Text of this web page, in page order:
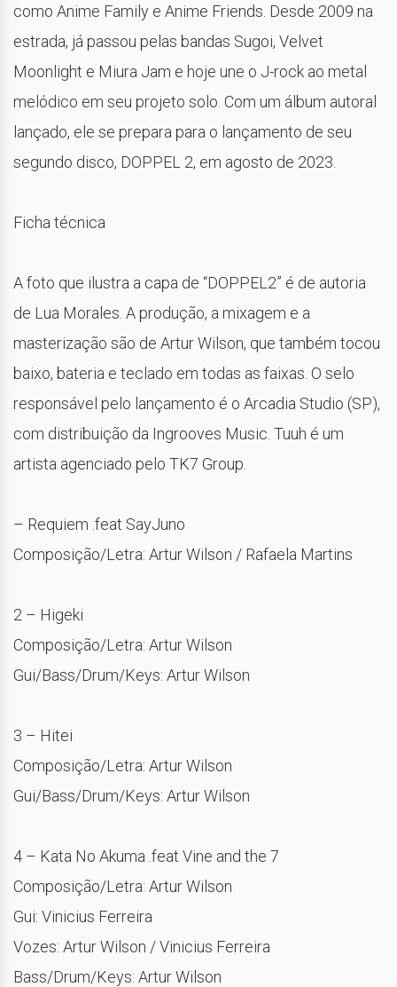
como Anime Family e Anime Friends. Desde 2009 na
estrada, já passou pelas bandas Sugoi, Velvet
Moonlight e Miura Jam e hoje une o J-rock ao metal
melódico em seu projeto solo. Com um álbum autoral
lançado, ele se prepara para o lançamento de seu
segundo disco, DOPPEL 2, em agosto de 2023.
Ficha técnica
A foto que ilustra a capa de “DOPPEL2” é de autoria
de Lua Morales. A produção, a mixagem e a
masterização são de Artur Wilson, que também tocou
baixo, bateria e teclado em todas as faixas. O selo
responsável pelo lançamento é o Arcadia Studio (SP),
com distribuição da Ingrooves Music. Tuuh é um
artista agenciado pelo TK7 Group.
– Requiem .feat SayJuno
Composição/Letra: Artur Wilson / Rafaela Martins
2 – Higeki
Composição/Letra: Artur Wilson
Gui/Bass/Drum/Keys: Artur Wilson
3 – Hitei
Composição/Letra: Artur Wilson
Gui/Bass/Drum/Keys: Artur Wilson
4 – Kata No Akuma .feat Vine and the 7
Composição/Letra: Artur Wilson
Gui: Vinicius Ferreira
Vozes: Artur Wilson / Vinicius Ferreira
Bass/Drum/Keys: Artur Wilson